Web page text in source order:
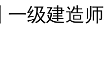
一级建造